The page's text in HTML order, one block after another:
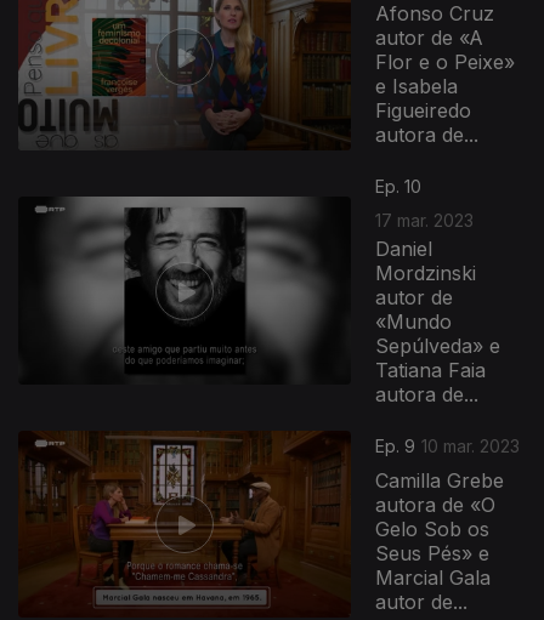
Afonso Cruz
autor de «A
Flor e o Peixe»
e Isabela
Figueiredo
autora de...
Ep. 10
17 mar. 2023
Daniel
Mordzinski
autor de
«Mundo
Sepúlveda» e
Tatiana Faia
autora de...
Ep. 9 10 mar. 2023
Camilla Grebe
autora de «O
Gelo Sob os
Seus Pés» e
Marcial Gala
autor de...